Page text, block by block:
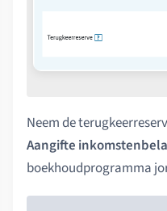
Neem de
Aangifte
boekhoudprogramma